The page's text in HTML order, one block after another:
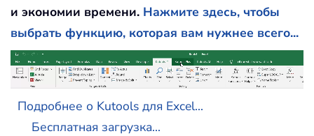
и экономии времени. Нажмите здесь, чтобы
выбрать функцию, которая вам нужнее всего...
Подробнее о Kutools для Excel...
Бесплатная загрузка...